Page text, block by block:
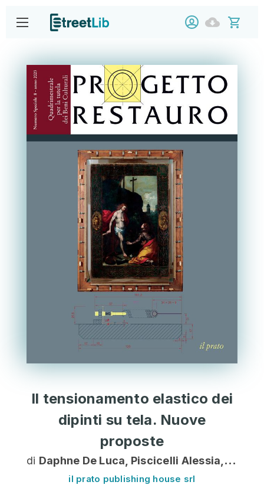
Il tensionamento elastico dei
dipinti su tela. Nuove
proposte
di Daphne De Luca, Piscicelli Alessia, Robino Lorenza
il prato publishing house srl